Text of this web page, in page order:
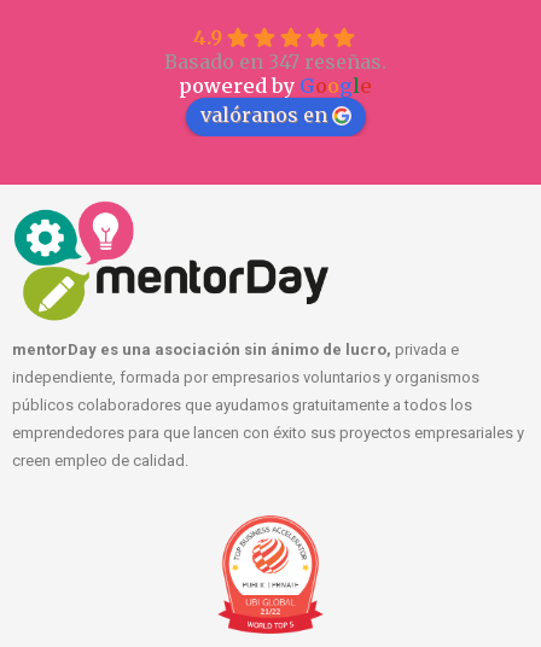
4.9
Basado en 347 reseñas.
powered by Google
valóranos en
mentorDay es una asociación sin ánimo de lucro, privada e
independiente, formada por empresarios voluntarios y organismos
públicos colaboradores que ayudamos gratuitamente a todos los
emprendedores para que lancen con éxito sus proyectos empresariales y
creen empleo de calidad.